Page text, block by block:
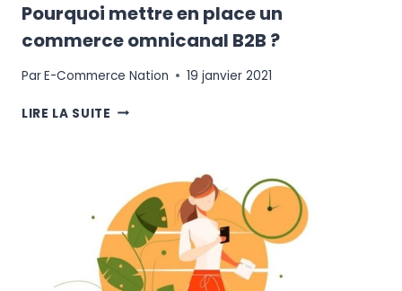
Pourquoi mettre en place un
commerce omnicanal B2B ?
ParE-Commerce Nation 19 janvier 2021
LIRE LA SUITE POURQUOI
COMMERCE
OMNICANAL
B2B
?